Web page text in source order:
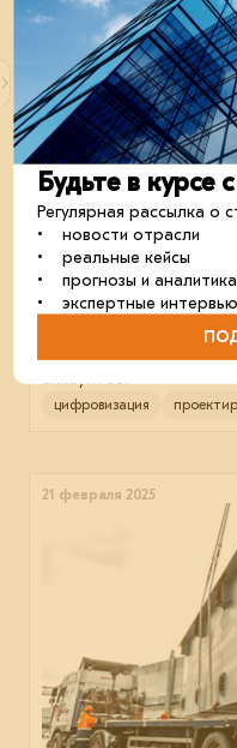
10 июня 2025
Получите единый
экосистемы EVRAZ
Расширенный
аккаунтов.
цифровизация
21 февраля 2025
Будьте в курсе
Регулярная рассылка о
• новости отрасли
• реальные кейсы
• прогнозы и аналитика
• экспертные интервью